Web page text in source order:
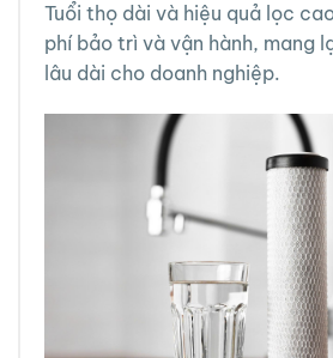
Tuổi thọ dài và hiệu quả lọc
phí bảo trì và vận hành, mang
lâu dài cho doanh nghiệp.